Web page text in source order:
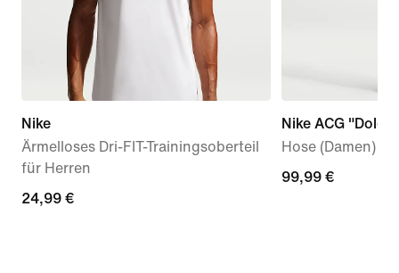
Nike
Ärmelloses Dri-FIT-Trainingsoberteil
für Herren
24,99 €
24,99 €
Nike ACG
Hose (Damen)
99,99 €
99,99 €